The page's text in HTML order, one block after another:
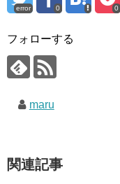
error 0 0
フォローする
maru
関連記事